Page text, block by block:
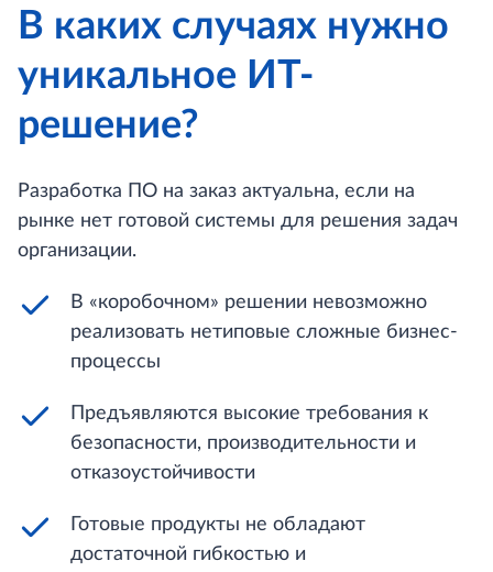
В каких случаях нужно
уникальное ИТ-
решение?
Разработка ПО на заказ актуальна, если на
рынке нет готовой системы для решения задач
организации.
В «коробочном» решении невозможно
реализовать нетиповые сложные бизнес-
процессы
Предъявляются высокие требования к
безопасности, производительности и
отказоустойчивости
Готовые продукты не обладают
достаточной гибкостью и